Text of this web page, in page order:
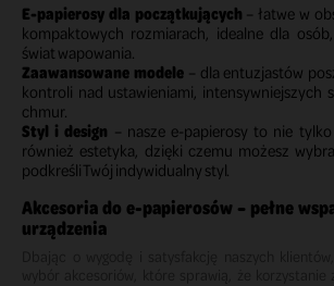
E-papierosy dla początkujących – łatwe w
kompaktowych rozmiarach, idealne dla
świat wapowania.
Zaawansowane modele– dla entuzjastów
kontroli nad ustawieniami, intensywniejszych
chmur.
Styl i design – nasze e-papierosy to nie
również estetyka, dzięki czemu możesz
podkreśli Twój indywidualny styl.
Akcesoria do e-papierosów – pełne
urządzenia